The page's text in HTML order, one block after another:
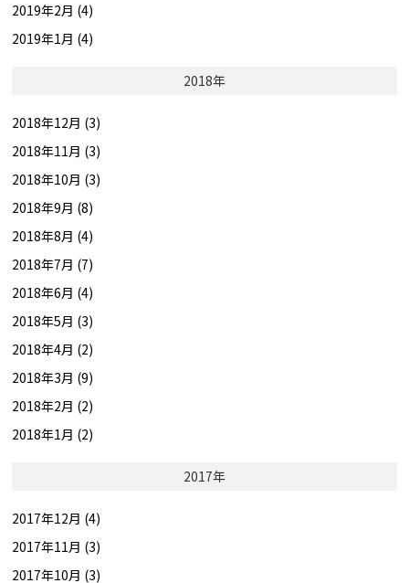
2019年2月 (4)
2019年1月 (4)
2018年
2018年12月 (3)
2018年11月 (3)
2018年10月 (3)
2018年9月 (8)
2018年8月 (4)
2018年7月 (7)
2018年6月 (4)
2018年5月 (3)
2018年4月 (2)
2018年3月 (9)
2018年2月 (2)
2018年1月 (2)
2017年
2017年12月 (4)
2017年11月 (3)
2017年10月 (3)